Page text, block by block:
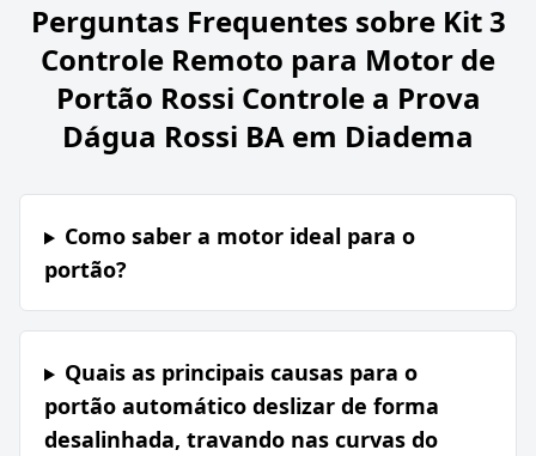
Perguntas Frequentes sobre Kit 3
Controle Remoto para Motor de
Portão Rossi Controle a Prova
Dágua Rossi BA em Diadema
Como saber a motor ideal para o
portão?
Quais as principais causas para o
portão automático deslizar de forma
desalinhada, travando nas curvas do